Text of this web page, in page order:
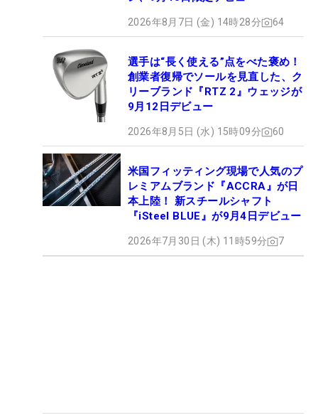
2026年8月7日 (金) 14時28分 64
選手は“長く使える”点をべた褒め！
創業者復帰でソールを見直した、ク
リーブランド『RTZ 2』ウェッジが
9月12日デビュー
2026年8月5日 (水) 15時09分 60
米国フィッティング現場で人気のプ
レミアムブランド『ACCRA』が日
本上陸！ 新スチールシャフト
『iSteel BLUE』が9月4日デビュー
2026年7月30日 (木) 11時59分 7